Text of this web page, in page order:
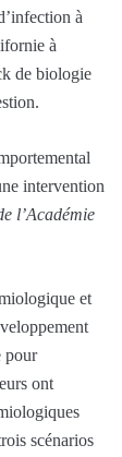
à
à
de biologie
intervention
l’Académie
et
pour
ont
scénarios